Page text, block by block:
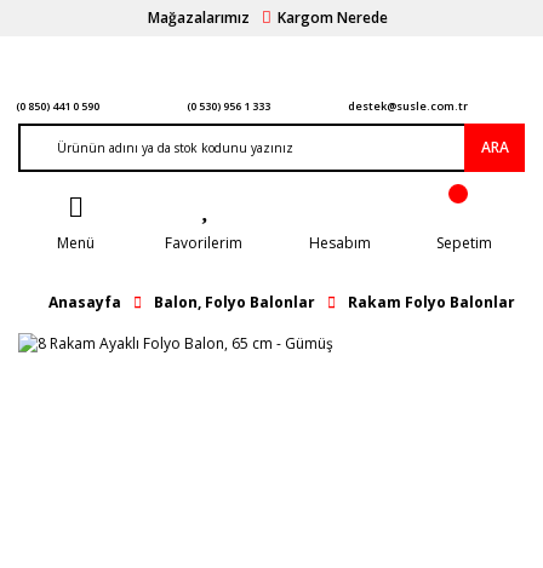
Mağazalarımız Kargom Nerede
(0 850) 441 0 590 (0 530) 956 1 333 destek@susle.com.tr
ARA
Menü Favorilerim Hesabım Sepetim
Anasayfa Balon, Folyo Balonlar Rakam Folyo Balonlar